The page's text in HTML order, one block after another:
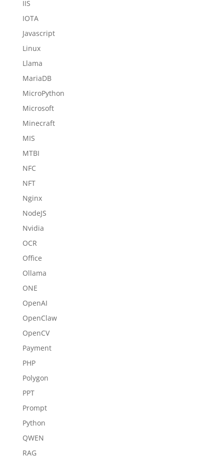
IIS
IOTA
Javascript
Linux
Llama
MariaDB
MicroPython
Microsoft
Minecraft
MIS
MTBI
NFC
NFT
Nginx
NodeJS
Nvidia
OCR
Office
Ollama
ONE
OpenAI
OpenClaw
OpenCV
Payment
PHP
Polygon
PPT
Prompt
Python
QWEN
RAG